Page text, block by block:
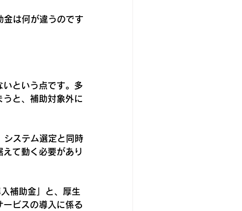
金は何が違うのです
という点です。多
と、補助対象外に
システム選定と同時
て動く必要があり
補助金」と、厚生
ビスの導入に係る